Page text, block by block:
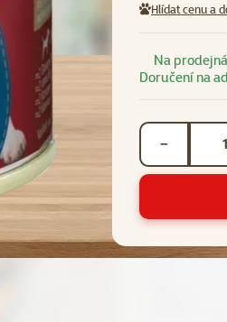
Hlídat cenu a
Na
Doručení na
−